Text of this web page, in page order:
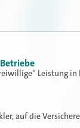
Leistung
auf die